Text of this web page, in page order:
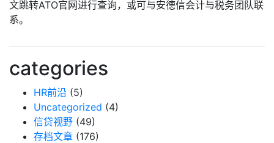
文跳转ATO官网进行查询，或可与安德信会计与税务团队联
系。
categories
HR前沿 (5)
Uncategorized (4)
信贷视野 (49)
存档文章 (176)